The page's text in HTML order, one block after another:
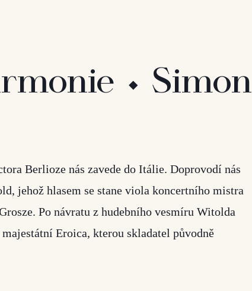
⬩ Simon
Berlioze nás zavede do Itálie. Doprovodí nás
jehož hlasem se stane viola koncertního mistra
Po návratu z hudebního vesmíru Witolda
Eroica, kterou skladatel původně